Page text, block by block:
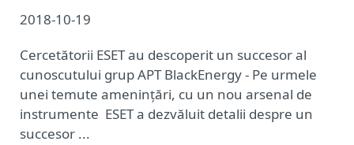
2018-10-19
Cercetătorii ESET au descoperit un succesor al
cunoscutului grup APT BlackEnergy - Pe urmele
unei temute amenințări, cu un nou arsenal de
instrumente ESET a dezvăluit detalii despre un
succesor ...